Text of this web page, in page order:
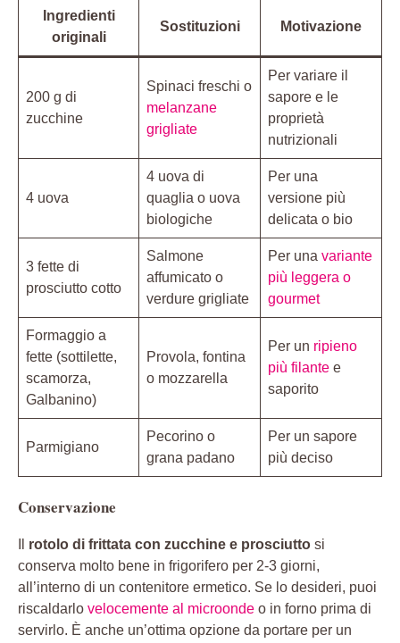
Ingredienti
originali
Sostituzioni Motivazione
200 g di
zucchine
Spinaci freschi o
melanzane
grigliate
Per variare il
sapore e le
proprietà
nutrizionali
4 uova
4 uova di
quaglia o uova
biologiche
Per una
versione più
delicata o bio
3 fette di
prosciutto cotto
Salmone
affumicato o
verdure grigliate
Per una variante
più leggera o
gourmet
Formaggio a
fette (sottilette,
scamorza,
Galbanino)
Provola, fontina
o mozzarella
Per un ripieno
più filante e
saporito
Parmigiano
Pecorino o
grana padano
Per un sapore
più deciso
Conservazione
rotolo di frittata con zucchine e prosciutto si
conserva molto bene in frigorifero per 2-3 giorni,
all’interno di un contenitore ermetico. Se lo desideri, puoi
riscaldarlo velocemente al microonde o in forno prima di
servirlo. È anche un’ottima opzione da portare per un